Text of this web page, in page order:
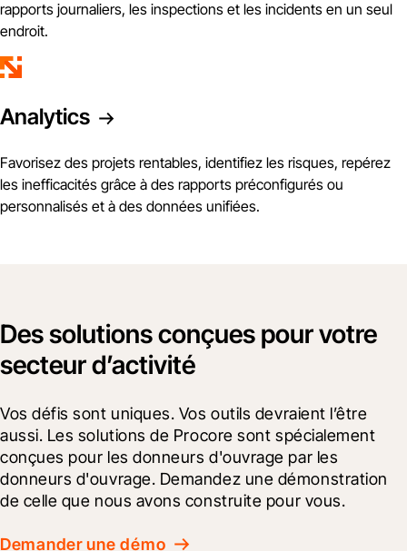
rapports journaliers, les inspections et les incidents en un seul
endroit.
Analytics
Favorisez des projets rentables, identifiez les risques, repérez
les inefficacités grâce à des rapports préconfigurés ou
personnalisés et à des données unifiées.
Des solutions conçues pour votre
secteur d’activité
Vos défis sont uniques. Vos outils devraient l’être
aussi. Les solutions de Procore sont spécialement
conçues pour les donneurs d'ouvrage par les
donneurs d'ouvrage. Demandez une démonstration
de celle que nous avons construite pour vous.
Demander une démo